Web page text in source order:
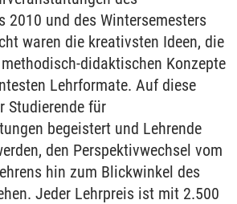
2010 und des Wintersemesters
waren die kreativsten Ideen, die
didaktischen Konzepte
Lehrformate. Auf diese
Studierende für
begeistert und Lehrende
den Perspektivwechsel vom
hin zum Blickwinkel des
Jeder Lehrpreis ist mit 2.500